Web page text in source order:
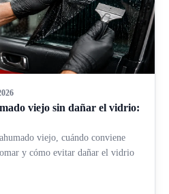
viejo sin dañar el vidrio:
viejo, cuándo conviene
y cómo evitar dañar el vidrio